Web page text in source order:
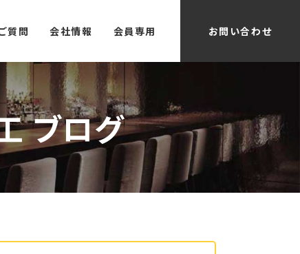
質問 会社情報 会員専用 お問い合わせ
ブログ